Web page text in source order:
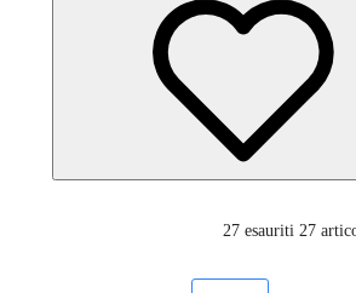
27 esauriti 27